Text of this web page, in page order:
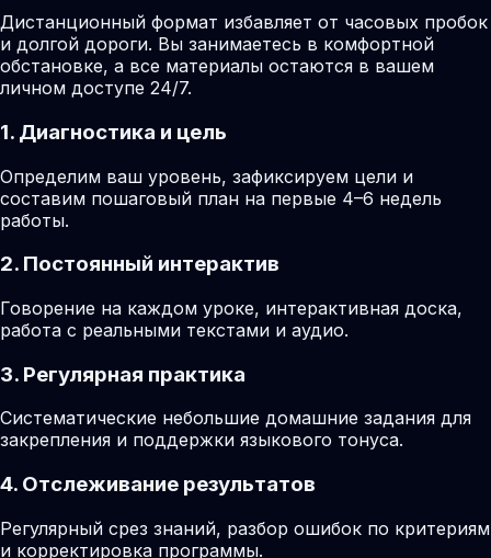
Дистанционный формат избавляет от часовых пробок
и долгой дороги. Вы занимаетесь в комфортной
обстановке, а все материалы остаются в вашем
личном доступе 24/7.
1. Диагностика и цель
Определим ваш уровень, зафиксируем цели и
составим пошаговый план на первые 4–6 недель
работы.
2. Постоянный интерактив
Говорение на каждом уроке, интерактивная доска,
работа с реальными текстами и аудио.
3. Регулярная практика
Систематические небольшие домашние задания для
закрепления и поддержки языкового тонуса.
4. Отслеживание результатов
Регулярный срез знаний, разбор ошибок по критериям
и корректировка программы.